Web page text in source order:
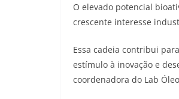
O elevado potencial
crescente interesse
Essa cadeia contribui
estímulo à inovação e
coordenadora do Lab